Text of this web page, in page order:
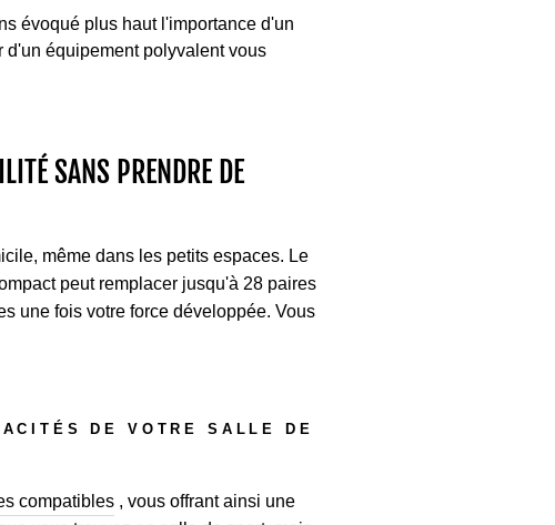
évoqué plus haut l'importance d'un
d'un équipement polyvalent vous
SANS PRENDRE DE
même dans les petits espaces. Le
peut remplacer jusqu'à 28 paires
une fois votre force développée. Vous
DE VOTRE SALLE DE
compatibles , vous offrant ainsi une